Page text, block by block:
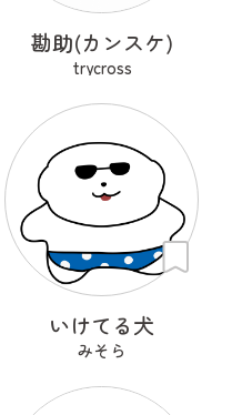
勘助(カンスケ)
trycross
いけてる犬
みそら